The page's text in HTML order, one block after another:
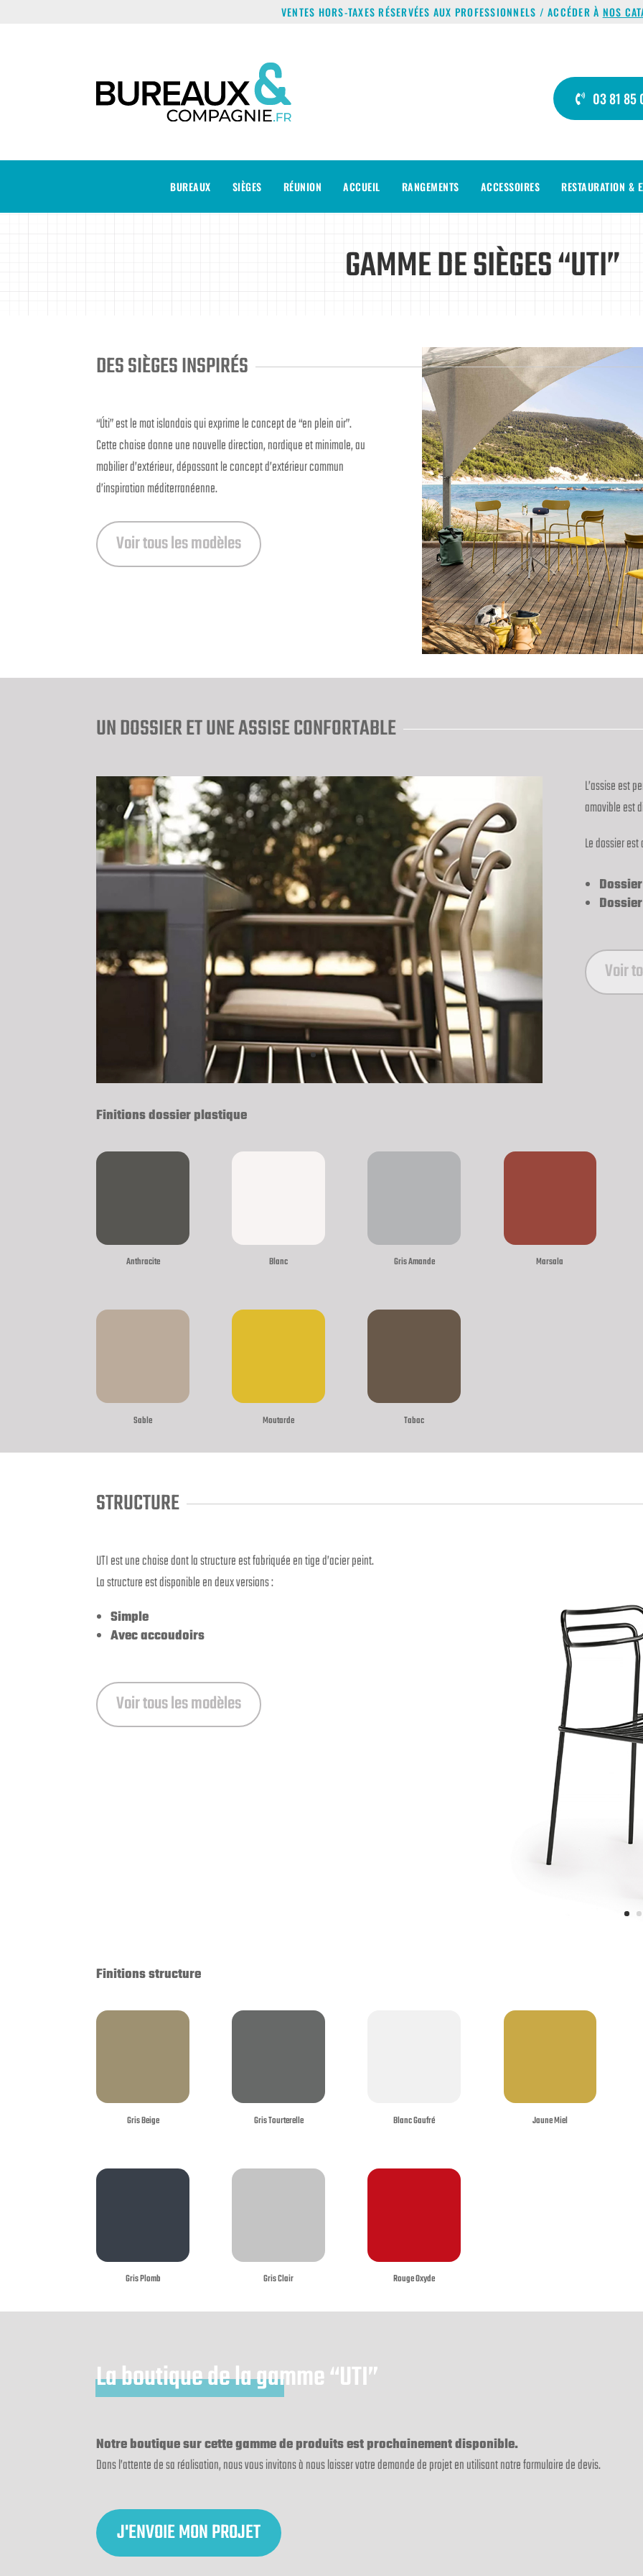
VENTES HORS-TAXES RÉSERVÉES AUX PROFESSIONNELS / ACCÉDER À NOS
03 81 85
BUREAUX SIÈGES RÉUNION ACCUEIL RANGEMENTS ACCESSOIRES RESTAURATION &
GAMME DE SIÈGES “UTI”
DES SIÈGES INSPIRÉS
“Úti” est le mot islandais qui exprime le concept de “en plein air”.
Cette chaise donne une nouvelle direction, nordique et minimale, au
mobilier d’extérieur, dépassant le concept d’extérieur commun
d’inspiration méditerranéenne.
Voir tous les modèles
UN DOSSIER ET UNE ASSISE CONFORTABLE
L’assise est
amovible est
Le dossier
Voir
Finitions dossier plastique
Anthracite Blanc Gris Amande Marsala
Sable Moutarde Tabac
STRUCTURE
UTI est une chaise dont la structure est fabriquée en tige d’acier peint.
La structure est disponible en deux versions :
Simple
Avec accoudoirs
Voir tous les modèles
Finitions structure
Gris Beige Gris Tourterelle Blanc Gaufré Jaune Miel
Gris Plomb Gris Clair Rouge Oxyde
La boutique de la gamme “UTI”
Notre boutique sur cette gamme de produits est prochainement disponible.
Dans l’attente de sa réalisation, nous vous invitons à nous laisser votre demande de projet en utilisant notre formulaire de devis.
J'ENVOIE MON PROJET